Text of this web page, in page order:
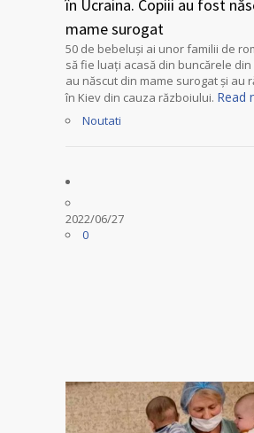
în Ucraina. Copiii au fost
mame surogat
50 de bebeluși ai unor familii de
să fie luați acasă din buncărele din
au născut din mame surogat și au
în Kiev din cauza războiului. Read
Noutati
2022/06/27
0